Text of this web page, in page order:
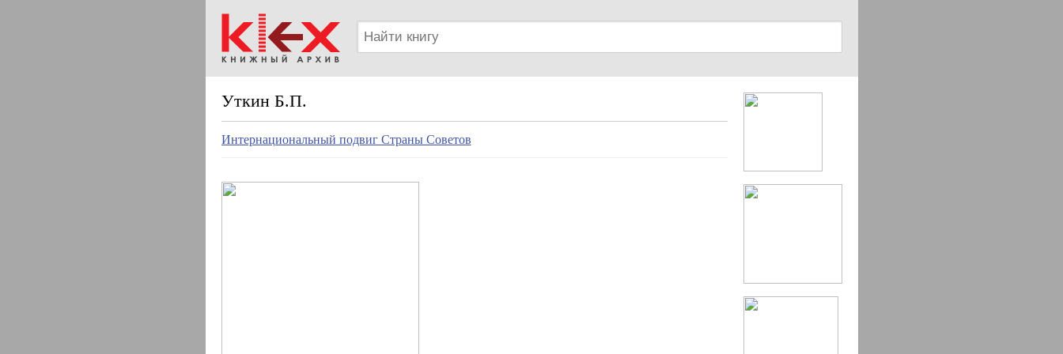
Уткин Б.П.
Интернациональный подвиг Страны Советов